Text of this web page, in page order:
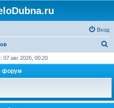
Вход
с
07 авг 2026, 00:20
форум